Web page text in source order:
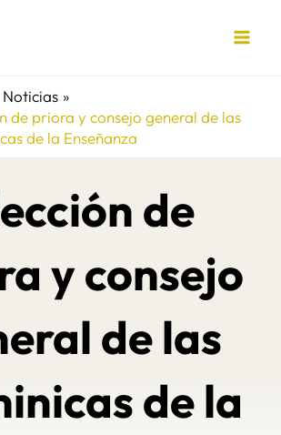
Noticias
de priora y consejo general de las
de la Enseñanza
de
y consejo
de las
de la